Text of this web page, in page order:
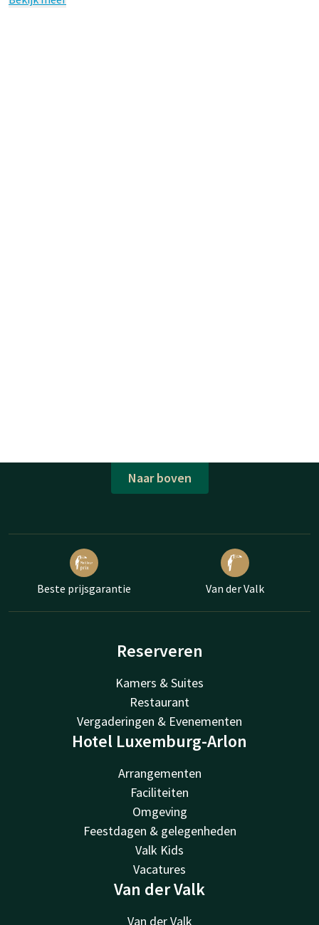
Naar boven
Beste prijsgarantie Van der Valk
Reserveren
Kamers & Suites
Restaurant
Vergaderingen & Evenementen
Hotel Luxemburg-Arlon
Arrangementen
Faciliteiten
Omgeving
Feestdagen & gelegenheden
Valk Kids
Vacatures
Van der Valk
Van der Valk